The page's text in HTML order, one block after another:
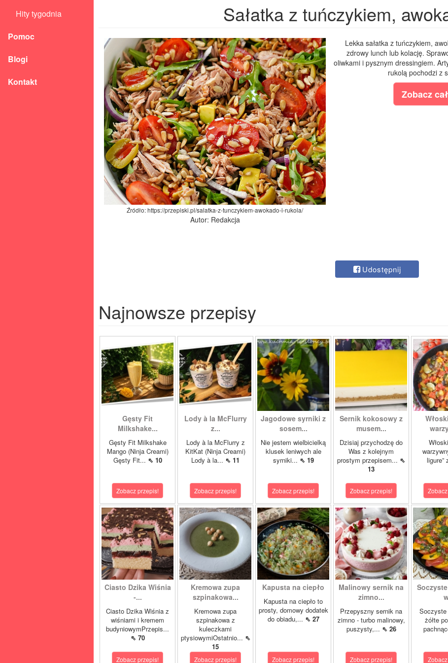
Hity tygodnia
Pomoc
Blogi
Kontakt
Sałatka z tuńczykiem,
Źródło: https://przepiski.pl/salatka-z-tunczykiem-awokado-i-rukola/
Autor: Redakcja
Lekka sałatka z tuńczykiem,
zdrowy lunch lub kolację.
oliwkami i pysznym dressingiem.
rukolą pochodzi z
Zobacz
Udostępnij
Najnowsze przepisy
Gęsty Fit
Milkshake...
Gęsty Fit Milkshake
Mango (Ninja Creami)
Gęsty Fit... ⇖ 10
Zobacz przepis!
Lody à la McFlurry
z...
Lody à la McFlurry z
KitKat (Ninja Creami)
Lody à la... ⇖ 11
Zobacz przepis!
Jagodowe syrniki z
sosem...
Nie jestem wielbicielką
klusek leniwych ale
syrniki... ⇖ 19
Zobacz przepis!
Sernik kokosowy z
musem...
Dzisiaj przychodzę do
Was z kolejnym
prostym przepisem... ⇖
13
Zobacz przepis!
ligure”
Ciasto Dzika Wiśnia
-...
Ciasto Dzika Wiśnia z
wiśniami i kremem
budyniowymPrzepis...
⇖ 70
Zobacz przepis!
Kremowa zupa
szpinakowa...
Kremowa zupa
szpinakowa z
kuleczkami
ptysiowymiOstatnio... ⇖
15
Zobacz przepis!
Kapusta na ciepło
Kapusta na ciepło to
prosty, domowy dodatek
do obiadu,... ⇖ 27
Zobacz przepis!
Malinowy sernik na
zimno...
Przepyszny sernik na
zimno - turbo malinowy,
puszysty,... ⇖ 26
Zobacz przepis!
Soczyste
żółte